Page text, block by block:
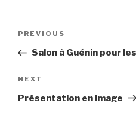
Previous
Post
PREVIOUS
Salon à Guénin pour
Next
Post
NEXT
Présentation en image